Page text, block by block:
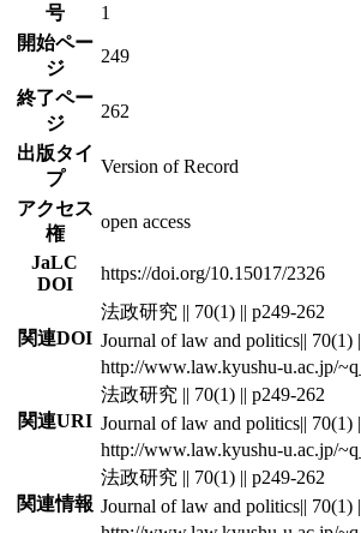
号
1
開始ペー
ジ
249
終了ペー
ジ
262
出版タイ
プ
Version of Record
アクセス
権
open access
JaLC
DOI
https://doi.org/10.15017/2326
関連DOI
法政研究 || 70(1) || p249-262
Journal of law and politics|| 70(1)
http://www.law.kyushu-u.ac.jp/
関連URI
法政研究 || 70(1) || p249-262
Journal of law and politics|| 70(1)
http://www.law.kyushu-u.ac.jp/
関連情報
法政研究 || 70(1) || p249-262
Journal of law and politics|| 70(1)